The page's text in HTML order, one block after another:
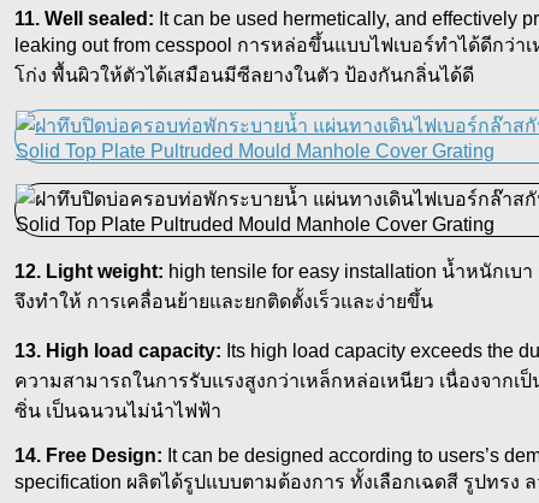
11. Well sealed: It can be used hermetically, and effectively
leaking out from cesspool การหล่อขึ้นแบบไฟเบอร์ทำได้ดีกว่
โก่ง พื้นผิวให้ตัวได้เสมือนมีซีลยางในตัว ป้องกันกลิ่นได้ดี
12. Light weight: high tensile for easy installation น้ำหนักเบ
จึงทำให้ การเคลื่อนย้ายและยกติดตั้งเร็วและง่ายขึ้น
13. High load capacity: Its high load capacity exceeds the
ความสามารถในการรับแรงสูงกว่าเหล็กหล่อเหนียว เนื่องจากเป็
ซิ่น เป็นฉนวนไม่นำไฟฟ้า
14. Free Design: It can be designed according to users’s
specification ผลิตได้รูปแบบตามต้องการ ทั้งเลือกเฉดสี รูปทรง